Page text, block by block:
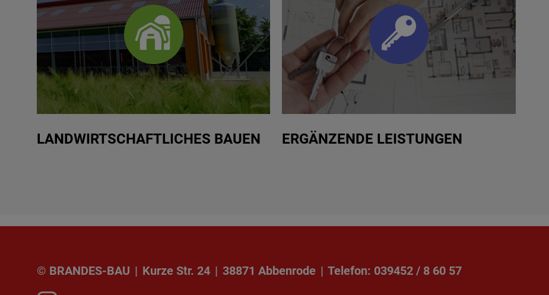
LANDWIRTSCHAFTLICHES BAUEN ERGÄNZENDE LEISTUNGEN
© BRANDES-BAU | Kurze Str. 24 | 38871 Abbenrode | Telefon: 039452 / 8 60 57